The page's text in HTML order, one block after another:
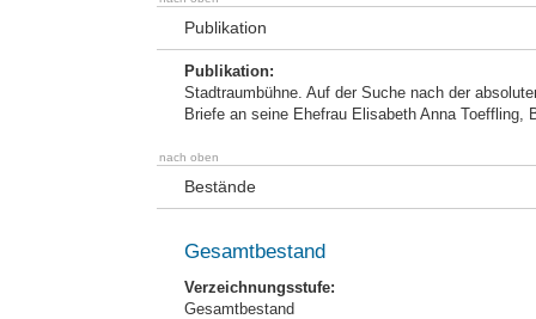
Publikation
Publikation:
Stadtraumbühne. Auf der Suche nach der
Briefe an seine Ehefrau Elisabeth Anna
nach oben
Bestände
Gesamtbestand
Verzeichnungsstufe:
Gesamtbestand